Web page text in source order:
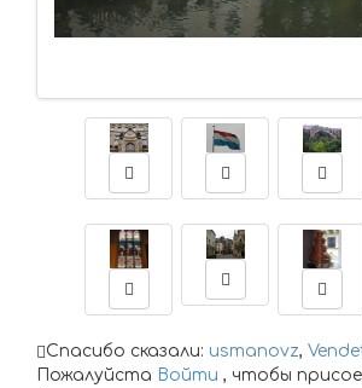
Спасибо сказали: usmanovz,
Пожалуйста Войти , чтобы